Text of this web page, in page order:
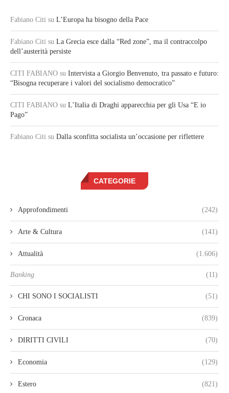
Fabiano Citi su L’Europa ha bisogno della Pace
Fabiano Citi su La Grecia esce dalla “Red zone”, ma il contraccolpo
dell’austerità persiste
CITI FABIANO su Intervista a Giorgio Benvenuto, tra passato e futuro:
“Bisogna recuperare i valori del socialismo democratico”
CITI FABIANO su L’Italia di Draghi apparecchia per gli Usa “E io
Pago”
Fabiano Citi su Dalla sconfitta socialista un’occasione per riflettere
CATEGORIE
Approfondimenti (242)
Arte & Cultura (141)
Attualità (1.606)
Banking (11)
CHI SONO I SOCIALISTI (51)
Cronaca (839)
DIRITTI CIVILI (70)
Economia (129)
Estero (821)